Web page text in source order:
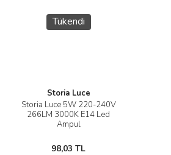
Tükendi
Storia Luce
Storia Luce 5W 220-240V
266LM 3000K E14 Led
Ampul
98,03 TL